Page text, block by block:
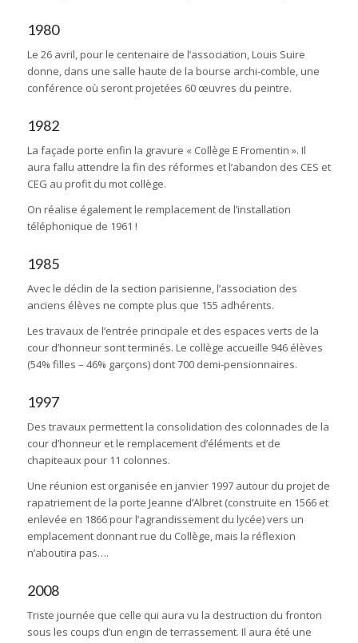
1980
Le 26 avril, pour le centenaire de l’association, Louis Suire
donne, dans une salle haute de la bourse archi-comble, une
conférence où seront projetées 60 œuvres du peintre.
1982
La façade porte enfin la gravure « Collège E Fromentin ». Il
aura fallu attendre la fin des réformes et l’abandon des CES et
CEG au profit du mot collège.
On réalise également le remplacement de l’installation
téléphonique de 1961 !
1985
Avec le déclin de la section parisienne, l’association des
anciens élèves ne compte plus que 155 adhérents.
Les travaux de l’entrée principale et des espaces verts de la
cour d’honneur sont terminés. Le collège accueille 946 élèves
(54% filles – 46% garçons) dont 700 demi-pensionnaires.
1997
Des travaux permettent la consolidation des colonnades de la
cour d’honneur et le remplacement d’éléments et de
chapiteaux pour 11 colonnes.
Une réunion est organisée en janvier 1997 autour du projet de
rapatriement de la porte Jeanne d’Albret (construite en 1566 et
enlevée en 1866 pour l’agrandissement du lycée) vers un
emplacement donnant rue du Collège, mais la réflexion
n’aboutira pas….
2008
Triste journée que celle qui aura vu la destruction du fronton
sous les coups d’un engin de terrassement. Il aura été une